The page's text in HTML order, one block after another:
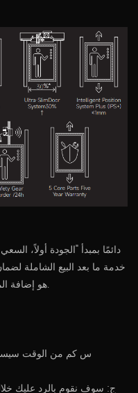
خدمة ما بعد البيع الشاملة
هو إضافة المزيد من الرفاهية والراحة لحياتك المنزلية.
س كم من الوقت